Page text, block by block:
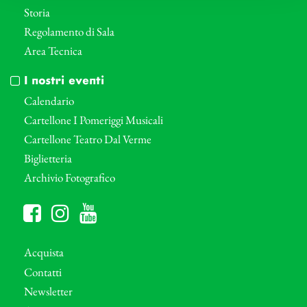
Storia
Regolamento di Sala
Area Tecnica
I nostri eventi
Calendario
Cartellone I Pomeriggi Musicali
Cartellone Teatro Dal Verme
Biglietteria
Archivio Fotografico
Acquista
Contatti
Newsletter